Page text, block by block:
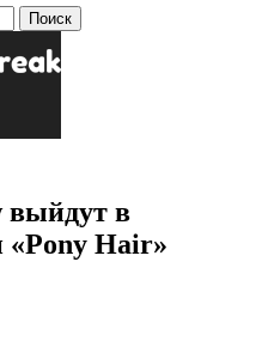
выйдут в
«Pony Hair»